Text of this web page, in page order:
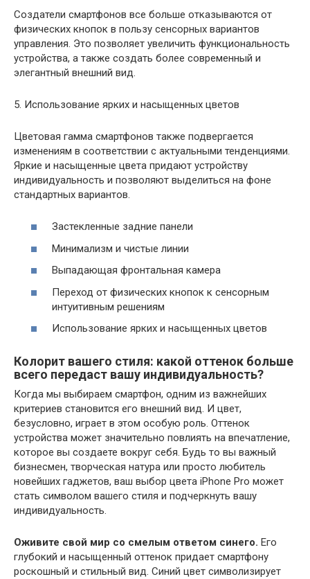
Создатели смартфонов все больше отказываются от
физических кнопок в пользу сенсорных вариантов
управления. Это позволяет увеличить функциональность
устройства, а также создать более современный и
элегантный внешний вид.
5. Использование ярких и насыщенных цветов
Цветовая гамма смартфонов также подвергается
изменениям в соответствии с актуальными тенденциями.
Яркие и насыщенные цвета придают устройству
индивидуальность и позволяют выделиться на фоне
стандартных вариантов.
Застекленные задние панели
Минимализм и чистые линии
Выпадающая фронтальная камера
Переход от физических кнопок к сенсорным
интуитивным решениям
Использование ярких и насыщенных цветов
Колорит вашего стиля: какой оттенок больше
всего передаст вашу индивидуальность?
Когда мы выбираем смартфон, одним из важнейших
критериев становится его внешний вид. И цвет,
безусловно, играет в этом особую роль. Оттенок
устройства может значительно повлиять на впечатление,
которое вы создаете вокруг себя. Будь то вы важный
бизнесмен, творческая натура или просто любитель
новейших гаджетов, ваш выбор цвета iPhone Pro может
стать символом вашего стиля и подчеркнуть вашу
индивидуальность.
Оживите свой мир со смелым ответом синего. Его
глубокий и насыщенный оттенок придает смартфону
роскошный и стильный вид. Синий цвет символизирует